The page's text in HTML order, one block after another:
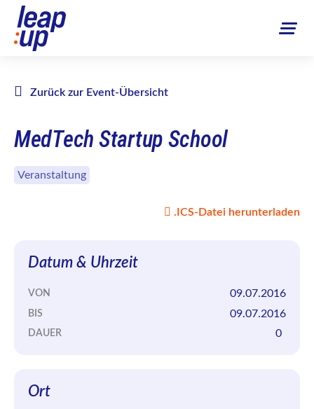
Zurück zur Event-Übersicht
MedTech Startup School
Veranstaltung
.ICS-Datei herunterladen
Datum & Uhrzeit
VON 09.07.2016
BIS 09.07.2016
DAUER 0
Ort